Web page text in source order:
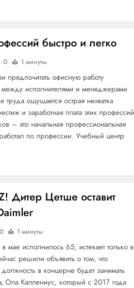
быстро и легко
0 1 минуты
офисную работу
между исполнителями и менеджерами
труда ощущается острая нехватка
и заработная плата этих профессий
– это начальная профессиональная
по профессии. Учебный центр
Дитер Цетше оставит
0 1 минуты
мае исполнилось 65, истекает только в
решили объявить о том, что
в концерне будет занимать
Ола Каллениус, который с 2017 года